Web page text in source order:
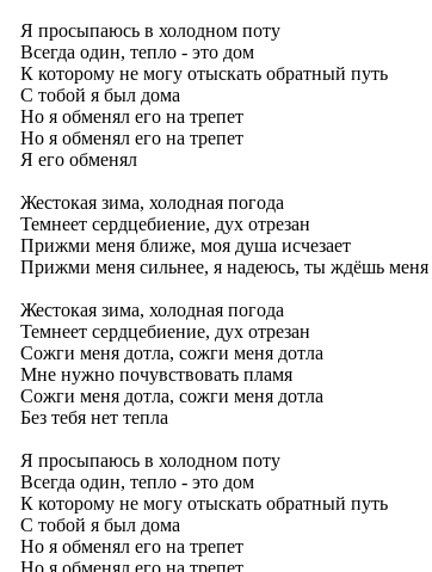
Я просыпаюсь в холодном поту
Всегда один, тепло - это дом
К которому не могу отыскать обратный путь
С тобой я был дома
Но я обменял его на трепет
Но я обменял его на трепет
Я его обменял
Жестокая зима, холодная погода
Темнеет сердцебиение, дух отрезан
Прижми меня ближе, моя душа исчезает
Прижми меня сильнее, я надеюсь, ты ждёшь меня
Жестокая зима, холодная погода
Темнеет сердцебиение, дух отрезан
Сожги меня дотла, сожги меня дотла
Мне нужно почувствовать пламя
Сожги меня дотла, сожги меня дотла
Без тебя нет тепла
Я просыпаюсь в холодном поту
Всегда один, тепло - это дом
К которому не могу отыскать обратный путь
С тобой я был дома
Но я обменял его на трепет